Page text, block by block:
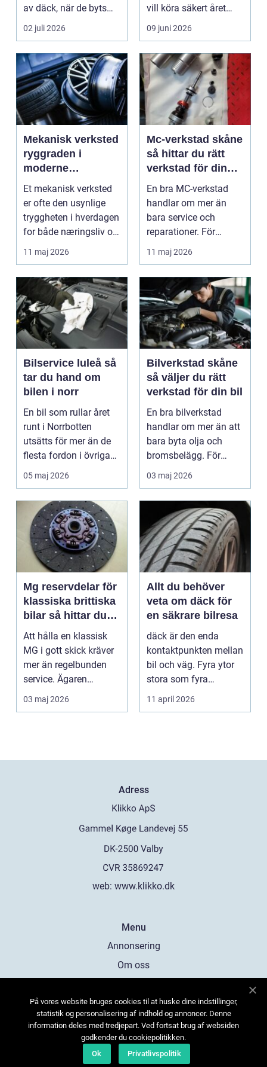
av däck, när de byts
och hur de...
02 juli 2026
vill köra säkert året
om. När väd...
09 juni 2026
Mekanisk verksted
ryggraden i
moderne
maskinpark
Et mekanisk verksted
er ofte den usynlige
tryggheten i hverdagen
for både næringsliv og
privatperson...
11 maj 2026
Mc-verkstad skåne
så hittar du rätt
verkstad för din
motorcykel
En bra MC-verkstad
handlar om mer än
bara service och
reparationer. För
många förare i Skåne
är verk...
11 maj 2026
Bilservice luleå så
tar du hand om
bilen i norr
En bil som rullar året
runt i Norrbotten
utsätts för mer än de
flesta fordon i övriga
landet. Kyla, ...
05 maj 2026
Bilverkstad skåne
så väljer du rätt
verkstad för din bil
En bra bilverkstad
handlar om mer än att
bara byta olja och
bromsbelägg. För
många är bilen
avgörand...
03 maj 2026
Mg reservdelar för
klassiska brittiska
bilar så hittar du
rätt delar
Att hålla en klassisk
MG i gott skick kräver
mer än regelbunden
service. Ägaren
behöver också ha kol...
03 maj 2026
Allt du behöver
veta om däck för
en säkrare bilresa
däck är den enda
kontaktpunkten mellan
bil och väg. Fyra ytor
stora som fyra
handflator avgör
bromss...
11 april 2026
Adress
web: www.klikko.dk
Menu
Annonsering
Om oss
Kontakta oss
Sitemap
På vores website bruges cookies til at huske dine indstillinger,
statistik og personalisering af indhold og annoncer. Denne
information deles med tredjepart. Ved fortsat brug af websiden
godkender du cookiepolitikken.
Ok
Privatlivspolitik